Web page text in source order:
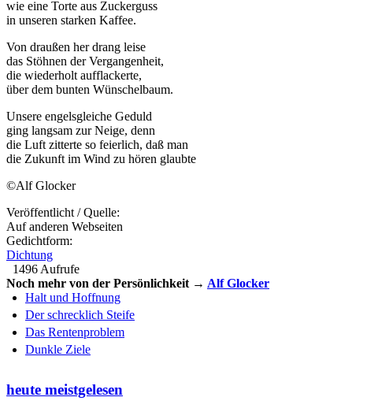
wie eine Torte aus Zuckerguss
in unseren starken Kaffee.
Von draußen her drang leise
das Stöhnen der Vergangenheit,
die wiederholt aufflackerte,
über dem bunten Wünschelbaum.
Unsere engelsgleiche Geduld
ging langsam zur Neige, denn
die Luft zitterte so feierlich, daß man
die Zukunft im Wind zu hören glaubte
©Alf Glocker
Veröffentlicht / Quelle:
Auf anderen Webseiten
Gedichtform:
Dichtung
1496 Aufrufe
Noch mehr von der Persönlichkeit → Alf Glocker
Halt und Hoffnung
Der schrecklich Steife
Das Rentenproblem
Dunkle Ziele
heute meistgelesen